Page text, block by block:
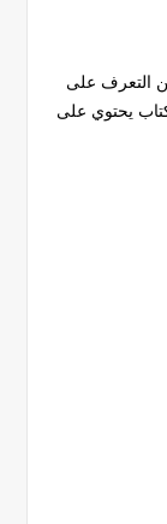
التعرف على
يحتوي على